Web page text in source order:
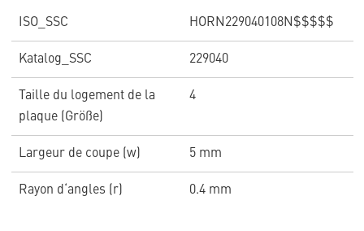
ISO_SSC HORN229040108N$$$$$
Katalog_SSC 229040
Taille du logement de la
plaque (Größe)
4
Largeur de coupe (w) 5 mm
Rayon d‘angles (r) 0.4 mm